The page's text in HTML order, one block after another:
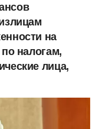
на
налогам,
лица,